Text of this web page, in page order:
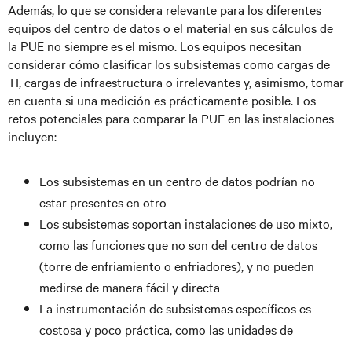
Además, lo que se considera relevante para los diferentes
equipos del centro de datos o el material en sus cálculos de
la PUE no siempre es el mismo. Los equipos necesitan
considerar cómo clasificar los subsistemas como cargas de
TI, cargas de infraestructura o irrelevantes y, asimismo, tomar
en cuenta si una medición es prácticamente posible. Los
retos potenciales para comparar la PUE en las instalaciones
incluyen:
Los subsistemas en un centro de datos podrían no
estar presentes en otro
Los subsistemas soportan instalaciones de uso mixto,
como las funciones que no son del centro de datos
(torre de enfriamiento o enfriadores), y no pueden
medirse de manera fácil y directa
La instrumentación de subsistemas específicos es
costosa y poco práctica, como las unidades de